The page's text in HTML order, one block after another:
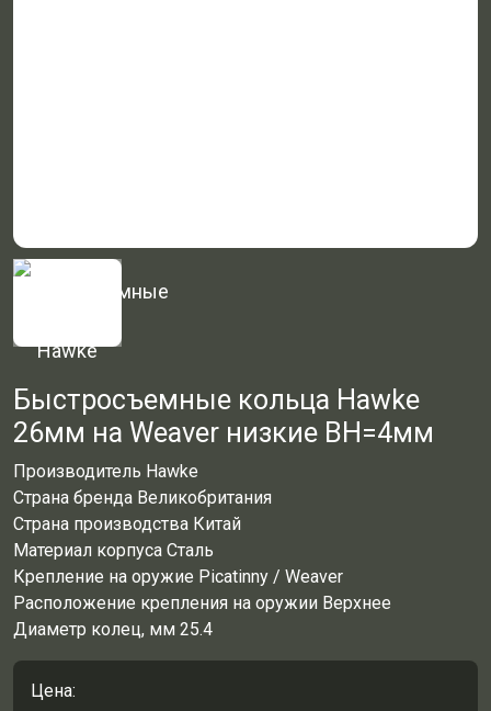
Быстросъемные кольца Hawke
26мм на Weaver низкие ВН=4мм
Производитель Hawke
Страна бренда Великобритания
Страна производства Китай
Материал корпуса Сталь
Крепление на оружие Picatinny / Weaver
Расположение крепления на оружии Верхнее
Диаметр колец, мм 25.4
Цена: